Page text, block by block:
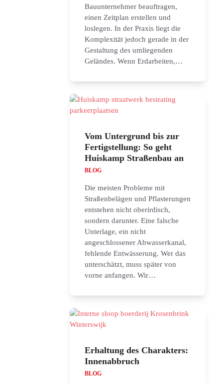
Bauunternehmer beauftragen,
einen Zeitplan erstellen und
loslegen. In der Praxis liegt die
Komplexität jedoch gerade in der
Gestaltung des umliegenden
Geländes. Wenn Erdarbeiten,…
Vom Untergrund bis zur
Fertigstellung: So geht
Huiskamp Straßenbau an
BLOG
Die meisten Probleme mit
Straßenbelägen und Pflasterungen
entstehen nicht oberirdisch,
sondern darunter. Eine falsche
Unterlage, ein nicht
angeschlossener Abwasserkanal,
fehlende Entwässerung. Wer das
unterschätzt, muss später von
vorne anfangen. Wir…
Erhaltung des Charakters:
Innenabbruch
BLOG